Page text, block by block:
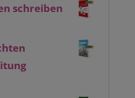
schreiben